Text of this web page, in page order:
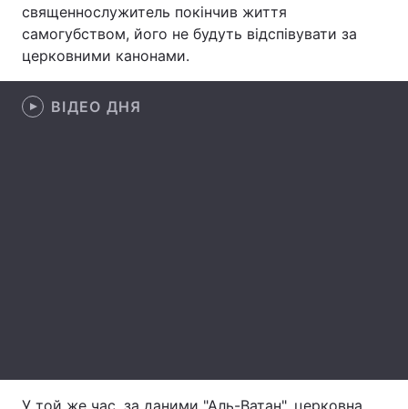
Зброя Інциденти
Послуги
священнослужитель покінчив життя
самогубством, його не будуть відспівувати за
церковними канонами.
ВІДЕО ДНЯ
У той же час, за даними "Аль-Ватан", церковна